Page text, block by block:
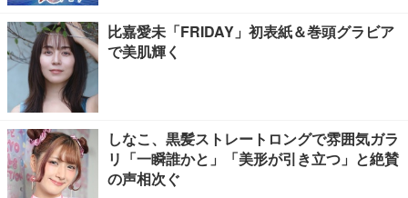
比嘉愛未「FRIDAY」初表紙＆巻頭グラビア
で美肌輝く
しなこ、黒髪ストレートロングで雰囲気ガラ
リ「一瞬誰かと」「美形が引き立つ」と絶賛
の声相次ぐ